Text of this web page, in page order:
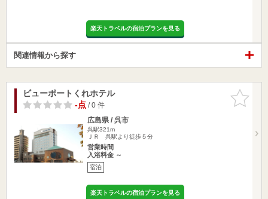
楽天トラベルの宿泊プランを見る
関連情報から探す
お気に入
りに追加
ビューポートくれホテル
-点/ 0 件
広島県 / 呉市
呉駅321m
ＪＲ 呉駅より徒歩５分
営業時間
入浴料金 ～
宿泊
楽天トラベルの宿泊プランを見る